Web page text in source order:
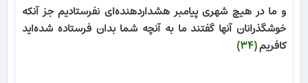
و ما در هيچ شهرى پیامبر هشداردهنده‏‌اى نفرستاديم جز آنكه
خوشگذرانان آنها گفتند ما به آنچه شما بدان فرستاده شده‌‏ايد
كافريم(۳۴)